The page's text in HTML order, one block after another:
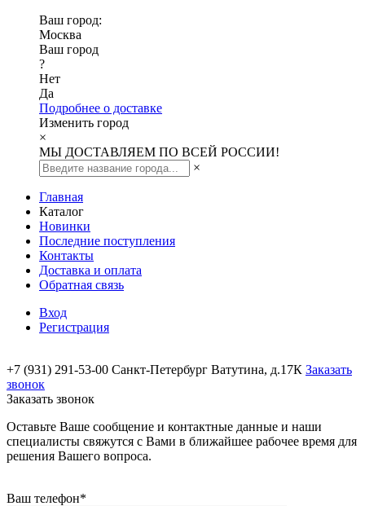
Ваш город:
Москва
Ваш город
?
Нет
Да
Подробнее о доставке
Изменить город
×
МЫ ДОСТАВЛЯЕМ ПО ВСЕЙ РОССИИ!
×
Главная
Каталог
Новинки
Последние поступления
Контакты
Доставка и оплата
Обратная связь
Вход
Регистрация
+7 (931) 291-53-00 Санкт-Петербург Ватутина, д.17К Заказать
звонок
Заказать звонок
Оставьте Ваше сообщение и контактные данные и наши
специалисты свяжутся с Вами в ближайшее рабочее время для
решения Вашего вопроса.
Ваш телефон*